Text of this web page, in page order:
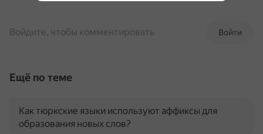
Войти
Войдите, чтобы комментировать
Ещё по теме
Как тюркские языки используют аффиксы для
образования новых слов?